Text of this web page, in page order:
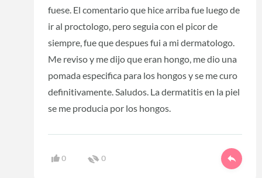
fuese. El comentario que hice arriba fue luego de
ir al proctologo, pero seguia con el picor de
siempre, fue que despues fui a mi dermatologo.
Me reviso y me dijo que eran hongo, me dio una
pomada especifica para los hongos y se me curo
definitivamente. Saludos. La dermatitis en la piel
se me producia por los hongos.
0 0